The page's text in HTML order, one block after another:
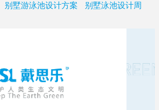
别墅游泳池设计方案 别墅泳池设计周